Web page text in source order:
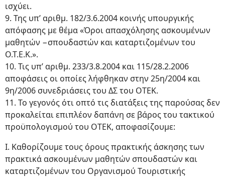
ισχύει.
9. Της υπ’ αριθμ. 182/3.6.2004 κοινής υπουργικής
απόφασης με θέμα «Όροι απασχόλησης ασκουμένων
μαθητών −σπουδαστών και καταρτιζομένων του
Ο.Τ.Ε.Κ.».
10. Τις υπ’ αριθμ. 233/3.8.2004 και 115/28.2.2006
αποφάσεις οι οποίες λήφθηκαν στην 25η/2004 και
9η/2006 συνεδριάσεις του ΔΣ του ΟΤΕΚ.
11. Το γεγονός ότι οπτό τις διατάξεις της παρούσας δεν
προκαλείται επιπλέον δαπάνη σε βάρος του τακτικού
προϋπολογισμού του ΟΤΕΚ, αποφασίζουμε:
Ι. Καθορίζουμε τους όρους πρακτικής άσκησης των
πρακτικά ασκουμένων μαθητών σπουδαστών και
καταρτιζομένων του Οργανισμού Τουριστικής